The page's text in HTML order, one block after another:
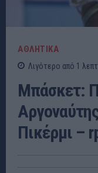
ΑΘΛΗΤΙΚΑ
Λιγότερο από 1
Μπάσκετ:
Πικέρμι –